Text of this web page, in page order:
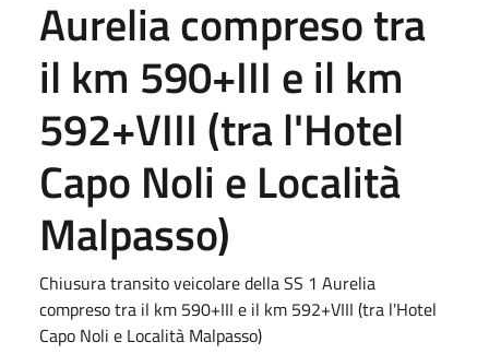
Aurelia compreso tra
il km 590+III e il km
592+VIII (tra l'Hotel
Capo Noli e Località
Malpasso)
Chiusura transito veicolare della SS 1 Aurelia
compreso tra il km 590+III e il km 592+VIII (tra l'Hotel
Capo Noli e Località Malpasso)